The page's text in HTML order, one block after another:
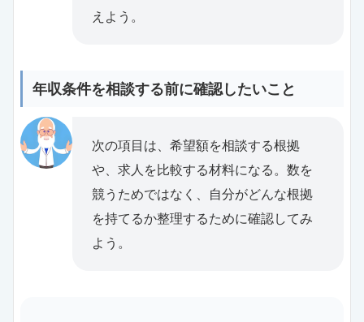
えよう。
年収条件を相談する前に確認したいこと
次の項目は、希望額を相談する根拠
や、求人を比較する材料になる。数を
競うためではなく、自分がどんな根拠
を持てるか整理するために確認してみ
よう。